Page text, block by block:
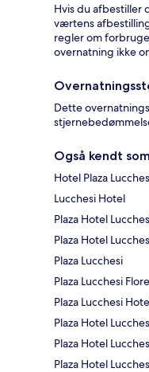
Hvis du afbestiller
værtens
regler om
overnatning ikke
Dette
Også kendt som
Hotel Plaza
Lucchesi Hotel
Plaza Hotel
Plaza Hotel
Plaza Lucchesi
Plaza Lucchesi
Plaza Lucchesi
Plaza Hotel
Plaza Hotel
Plaza Hotel